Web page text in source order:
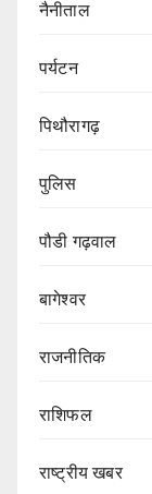
नैनीताल
पर्यटन
पिथौरागढ़
पुलिस
पौडी गढ़वाल
बागेश्वर
राजनीतिक
राशिफल
राष्ट्रीय खबर